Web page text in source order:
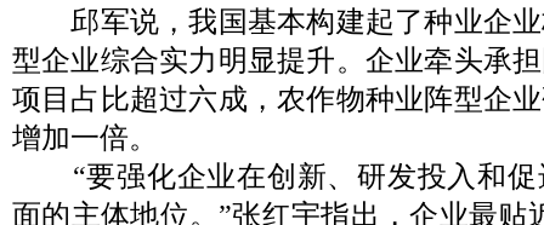
邱军说，我国基本构建起了种业企业
型企业综合实力明显提升。企业牵头承
项目占比超过六成，农作物种业阵型企
增加一倍。
“要强化企业在创新、研发投入和促
面的主体地位。”张红宇指出，企业最贴